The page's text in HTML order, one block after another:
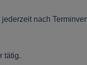
nach
tätig.